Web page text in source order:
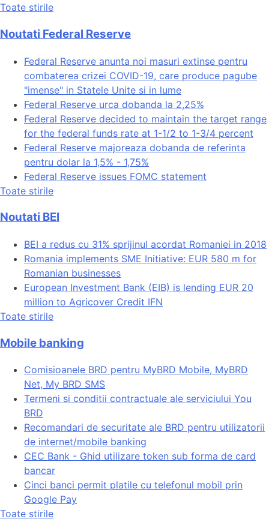
Toate stirile
Noutati Federal Reserve
Federal Reserve anunta noi masuri extinse pentru
combaterea crizei COVID-19, care produce pagube
"imense" in Statele Unite si in lume
Federal Reserve urca dobanda la 2,25%
Federal Reserve decided to maintain the target range
for the federal funds rate at 1-1/2 to 1-3/4 percent
Federal Reserve majoreaza dobanda de referinta
pentru dolar la 1,5% - 1,75%
Federal Reserve issues FOMC statement
Toate stirile
Noutati BEI
BEI a redus cu 31% sprijinul acordat Romaniei in 2018
Romania implements SME Initiative: EUR 580 m for
Romanian businesses
European Investment Bank (EIB) is lending EUR 20
million to Agricover Credit IFN
Toate stirile
Mobile banking
Comisioanele BRD pentru MyBRD Mobile, MyBRD
Net, My BRD SMS
Termeni si conditii contractuale ale serviciului You
BRD
Recomandari de securitate ale BRD pentru utilizatorii
de internet/mobile banking
CEC Bank - Ghid utilizare token sub forma de card
bancar
Cinci banci permit platile cu telefonul mobil prin
Google Pay
Toate stirile